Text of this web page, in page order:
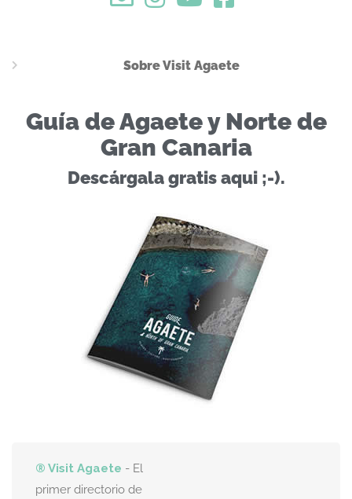
Sobre Visit Agaete
Guía de Agaete y Norte de
Gran Canaria
Descárgala gratis aqui ;-).
® Visit Agaete - El
primer directorio de